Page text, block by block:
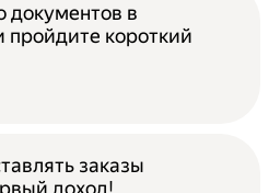
документов в
короткий
заказы
доход!